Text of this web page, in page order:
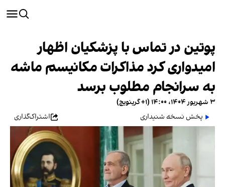
پوتین در تماس با پزشکیان اظهار
امیدواری کرد مذاکرات مکانیسم ماشه
به سرانجام مطلوب برسد
۳ شهریور ۱۴۰۴، ۱۴:۰۰ (‎+۱ گرینویچ)
پخش نسخه شنیداری
اشتراک‌گذاری